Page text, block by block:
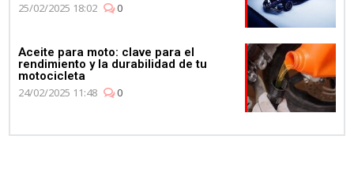
25/02/2025 18:02
0
Aceite para moto: clave para el
rendimiento y la durabilidad de tu
motocicleta
24/02/2025 11:48
0